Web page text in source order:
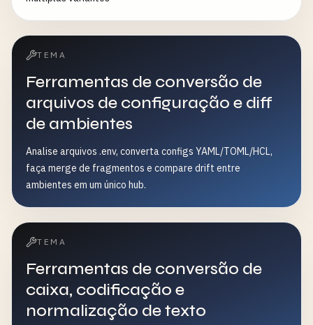
TEMA
Ferramentas de conversão de
arquivos de configuração e diff
de ambientes
Analise arquivos .env, converta configs YAML/TOML/HCL,
faça merge de fragmentos e compare drift entre
ambientes em um único hub.
TEMA
Ferramentas de conversão de
caixa, codificação e
normalização de texto